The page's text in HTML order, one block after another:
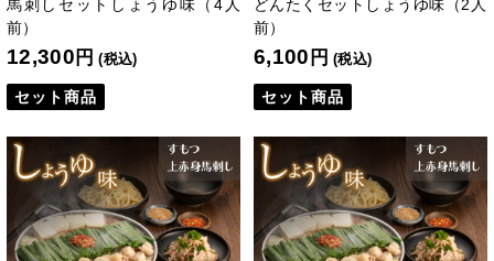
馬刺しセットしょうゆ味（4人
前）
12,300 円 (税込)
セット商品
どんたくセットしょうゆ味（2人
前）
6,100 円 (税込)
セット商品